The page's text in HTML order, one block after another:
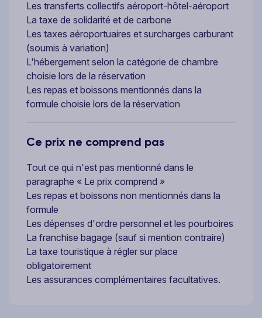
Les transferts collectifs aéroport-hôtel-aéroport
La taxe de solidarité et de carbone
Les taxes aéroportuaires et surcharges carburant
(soumis à variation)
L'hébergement selon la catégorie de chambre
choisie lors de la réservation
Les repas et boissons mentionnés dans la
formule choisie lors de la réservation
Ce prix ne comprend pas
Tout ce qui n'est pas mentionné dans le
paragraphe « Le prix comprend »
Les repas et boissons non mentionnés dans la
formule
Les dépenses d'ordre personnel et les pourboires
La franchise bagage (sauf si mention contraire)
La taxe touristique à régler sur place
obligatoirement
Les assurances complémentaires facultatives.